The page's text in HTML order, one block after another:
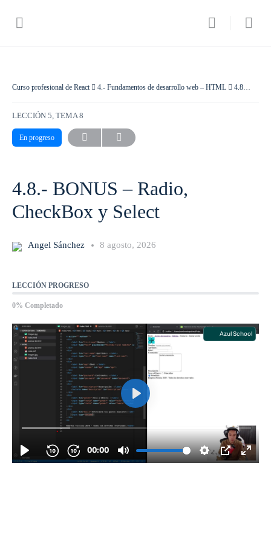
Curso profesional de React 4.- Fundamentos de desarrollo web – HTML 4.8.- BONUS – Radio, CheckBox y Select
LECCIÓN 5, TEMA 8
En progreso
4.8.- BONUS – Radio,
CheckBox y Select
Angel Sánchez 8 agosto, 2026
LECCIÓN PROGRESO
0% Completado